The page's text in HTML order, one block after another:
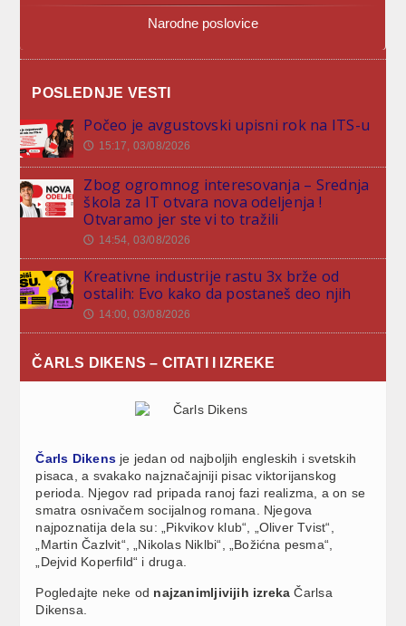
Narodne poslovice
POSLEDNJE VESTI
Počeo je avgustovski upisni rok na ITS-u
🕔 15:17, 03/08/2026
Zbog ogromnog interesovanja – Srednja
škola za IT otvara nova odeljenja !
Otvaramo jer ste vi to tražili
🕔 14:54, 03/08/2026
Kreativne industrije rastu 3x brže od
ostalih: Evo kako da postaneš deo njih
🕔 14:00, 03/08/2026
ČARLS DIKENS – CITATI I IZREKE
Čarls Dikensje jedan od najboljih engleskih i svetskih
pisaca, a svakako najznačajniji pisac viktorijanskog
perioda. Njegov rad pripada ranoj fazi realizma, a on se
smatra osnivačem socijalnog romana. Njegova
najpoznatija dela su: „Pikvikov klub“, „Oliver Tvist“,
„Martin Čazlvit“, „Nikolas Niklbi“, „Božićna pesma“,
„Dejvid Koperfild“ i druga.
Pogledajte neke od najzanimljivijih izrekaČarlsa
Dikensa.